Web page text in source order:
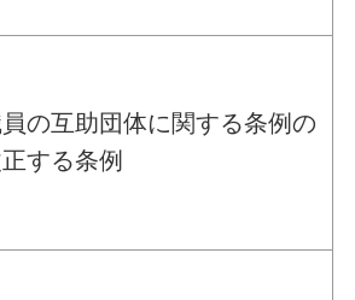
の互助団体に関する条例の
する条例